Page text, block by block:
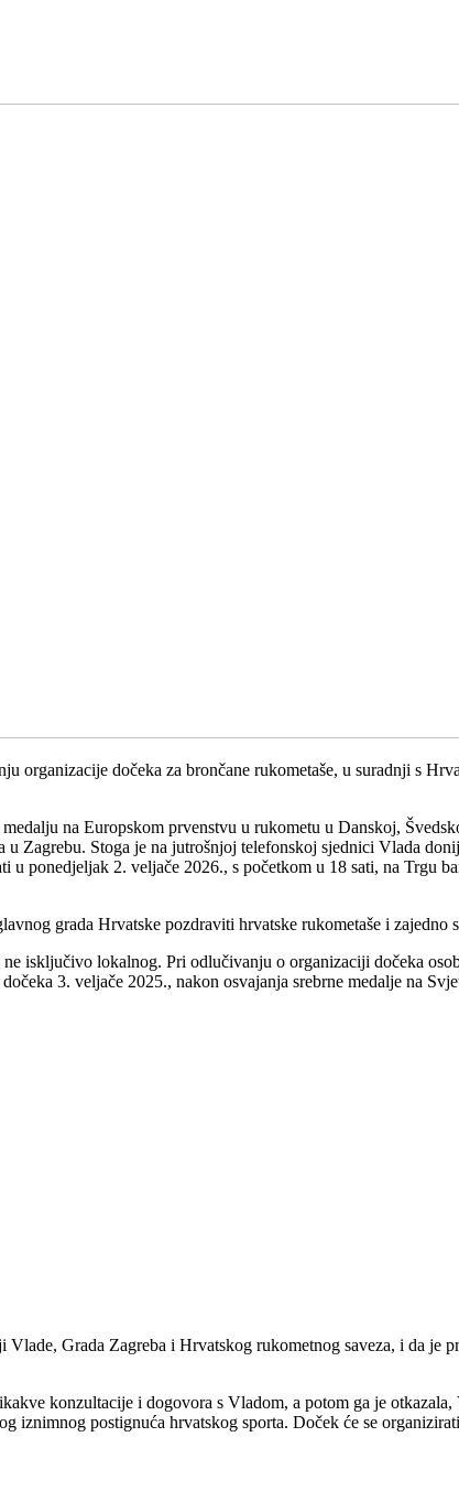
dočeka za brončane rukometaše, u suradnji s
na Europskom prvenstvu u rukometu u Danskoj,
Zagrebu. Stoga je na jutrošnjoj telefonskoj sjednici Vlada
ponedjeljak 2. veljače 2026., s početkom u 18 sati, na Trgu
grada Hrvatske pozdraviti hrvatske rukometaše i
isključivo lokalnog. Pri odlučivanju o organizaciji dočeka
3. veljače 2025., nakon osvajanja srebrne medalje na
Grada Zagreba i Hrvatskog rukometnog saveza, i da je
konzultacije i dogovora s Vladom, a potom ga je
iznimnog postignuća hrvatskog sporta. Doček će se